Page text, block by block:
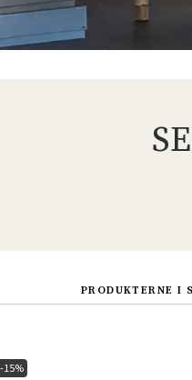
PRODUKTERNE I
-15%